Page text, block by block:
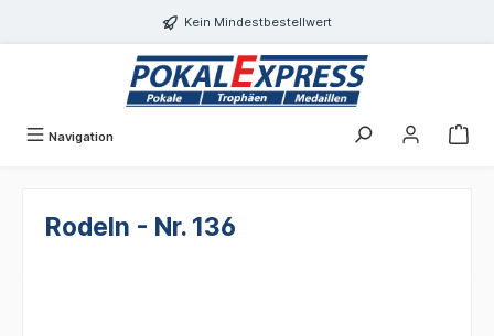
Kein Mindestbestellwert
Navigation
Rodeln - Nr. 136